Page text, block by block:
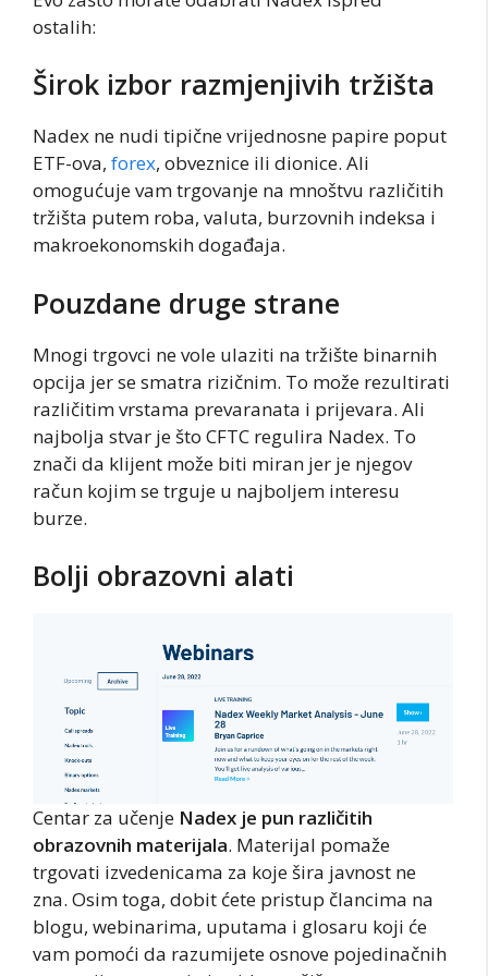
ostalih:
Širok izbor razmjenjivih tržišta
Nadex ne nudi tipične vrijednosne papire poput
ETF-ova, forex, obveznice ili dionice. Ali
omogućuje vam trgovanje na mnoštvu različitih
tržišta putem roba, valuta, burzovnih indeksa i
makroekonomskih događaja.
Pouzdane druge strane
Mnogi trgovci ne vole ulaziti na tržište binarnih
opcija jer se smatra rizičnim. To može rezultirati
različitim vrstama prevaranata i prijevara. Ali
najbolja stvar je što CFTC regulira Nadex. To
znači da klijent može biti miran jer je njegov
račun kojim se trguje u najboljem interesu
burze.
Bolji obrazovni alati
Centar za učenje Nadex je pun različitih
obrazovnih materijala. Materijal pomaže
trgovati izvedenicama za koje šira javnost ne
zna. Osim toga, dobit ćete pristup člancima na
blogu, webinarima, uputama i glosaru koji će
vam pomoći da razumijete osnove pojedinačnih